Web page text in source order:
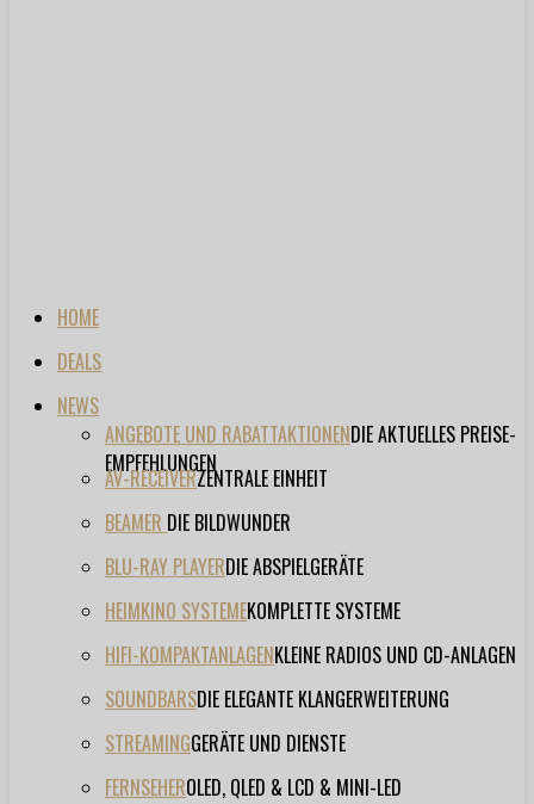
HOME
DEALS
NEWS
ANGEBOTE UND RABATTAKTIONENDIE AKTUELLES PREISE-
EMPFEHLUNGEN
AV-RECEIVERZENTRALE EINHEIT
BEAMER DIE BILDWUNDER
BLU-RAY PLAYERDIE ABSPIELGERÄTE
HEIMKINO SYSTEMEKOMPLETTE SYSTEME
HIFI-KOMPAKTANLAGENKLEINE RADIOS UND CD-ANLAGEN
SOUNDBARSDIE ELEGANTE KLANGERWEITERUNG
STREAMINGGERÄTE UND DIENSTE
FERNSEHEROLED, QLED & LCD & MINI-LED